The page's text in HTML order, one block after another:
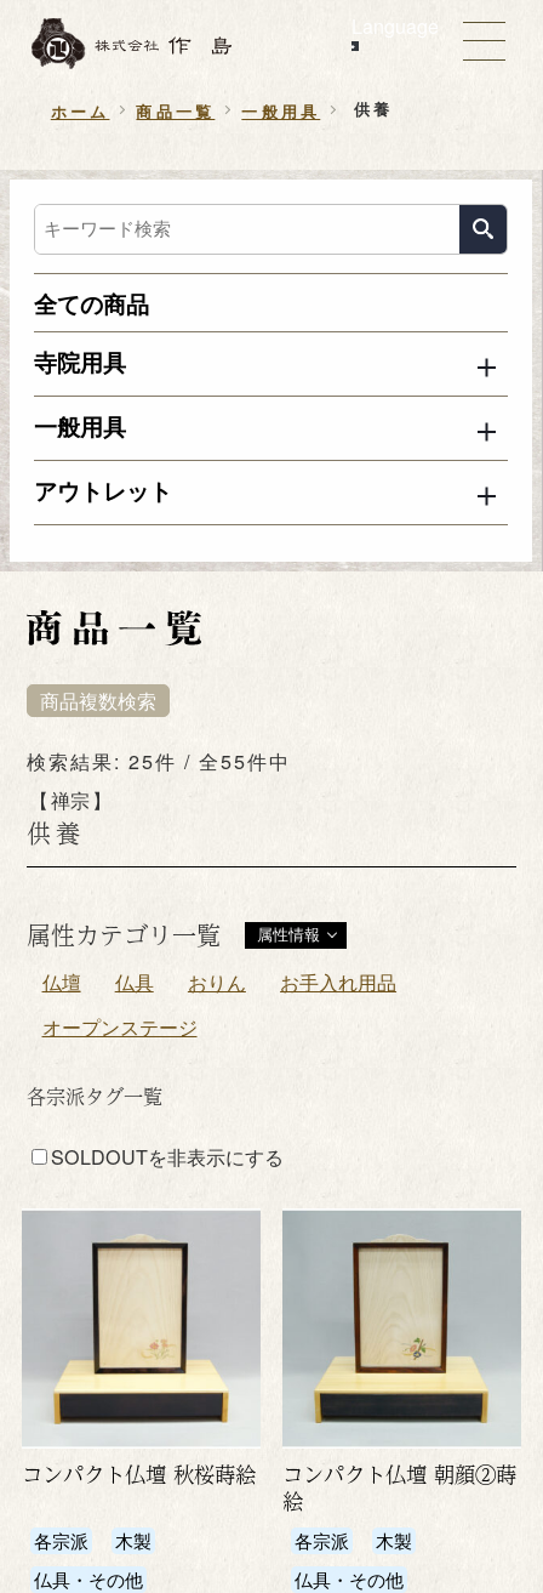
Language
ホーム 商品一覧 一般用具 供養
全ての商品
寺院用具
一般用具
アウトレット
商品複数検索
供養
禅宗
検索結果: 25件 / 全55件中
属性カテゴリ一覧 属性情報
仏壇 仏具 おりん
お手入れ用品
オープンステージ
各宗派タグ一覧
SOLDOUTを非表示にする
コンパクト仏壇 秋桜蒔絵
各宗派
木製
仏具・その他
コンパクト仏壇 朝顔②蒔
絵
各宗派
木製
仏具・その他